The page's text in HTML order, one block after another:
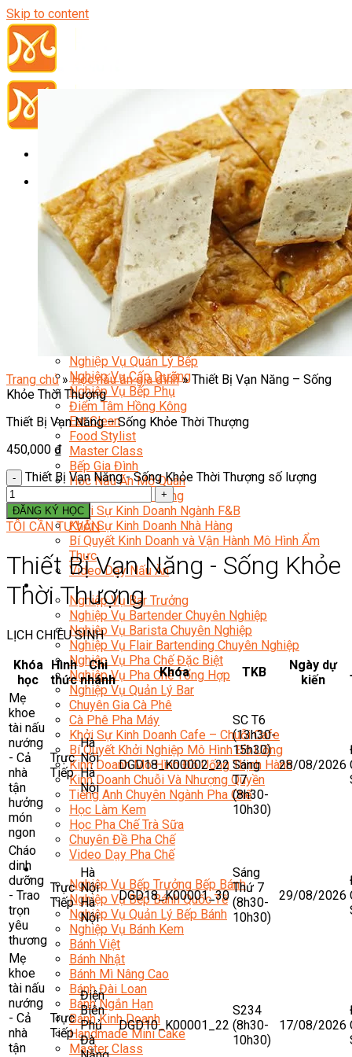
Skip to content
Đầu Bếp
Bếp Trưởng Điều Hành
Nghiệp Vụ Bếp Trưởng
Nghiệp Vụ Bếp Quốc Tế
Nghiệp Vụ Bếp Trưởng Bếp Việt
Nghiệp Vụ Bếp Trưởng Bếp Âu
Nghiệp Vụ Bếp Trưởng Bếp Á
Nghiệp Vụ Bếp Trưởng Bếp Nhật
Nghiệp Vụ Bếp Trưởng Bếp Hoa
Nghiệp Vụ Bếp Hàn
Nghiệp Vụ Bếp Thái
Nghiệp Vụ Bếp Chay
Nghiệp Vụ Quản Lý Bếp
Nghiệp Vụ Cấp Dưỡng
Nghiệp Vụ Bếp Phụ
Điểm Tâm Hồng Kông
Eat Clean
Food Stylist
Master Class
Bếp Gia Đình
Học Nấu Ăn Mở Quán
Chuyên Đề Bếp Nóng
Khởi Sự Kinh Doanh Ngành F&B
Khởi Sự Kinh Doanh Nhà Hàng
Bí Quyết Kinh Doanh và Vận Hành Mô Hình Ẩm
Thực
Video Dạy Nấu Ăn
Pha Chế
Nghiệp Vụ Bar Trưởng
Nghiệp Vụ Bartender Chuyên Nghiệp
Nghiệp Vụ Barista Chuyên Nghiệp
Nghiệp Vụ Flair Bartending Chuyên Nghiệp
Nghiệp Vụ Pha Chế Đặc Biệt
Nghiệp Vụ Pha Chế Tổng Hợp
Nghiệp Vụ Quản Lý Bar
Chuyên Gia Cà Phê
Cà Phê Pha Máy
Khởi Sự Kinh Doanh Cafe – Chuỗi Cafe
Bí Quyết Khởi Nghiệp Mô Hình Đồ Uống
Kinh Doanh Mô Hình Đồ Uống Thịnh Hành
Kinh Doanh Chuỗi Và Nhượng Quyền
Tiếng Anh Chuyên Ngành Pha Chế
Học Làm Kem
Học Pha Chế Trà Sữa
Chuyên Đề Pha Chế
Video Dạy Pha Chế
Làm Bánh
Nghiệp Vụ Bếp Trưởng Bếp Bánh
Nghiệp Vụ Bếp Bánh Quốc Tế
Nghiệp Vụ Quản Lý Bếp Bánh
Nghiệp Vụ Bánh Kem
Bánh Việt
Bánh Nhật
Bánh Mì Nâng Cao
Bánh Đài Loan
Bánh Ngắn Hạn
Bánh Kinh Doanh
Handmade Mini Cake
Master Class
Trang chủ » Học nấu ăn gia đình » Thiết Bị Vạn Năng – Sống
Khỏe Thời Thượng
Thiết Bị Vạn Năng – Sống Khỏe Thời Thượng
450,000 ₫
Thiết Bị Vạn Năng - Sống Khỏe Thời Thượng số lượng
ĐĂNG KÝ HỌC
TÔI CẦN TƯ VẤN
Thiết Bị Vạn Năng - Sống Khỏe
Thời Thượng
LỊCH CHIÊU SINH
Khóa
học
Hình
thức
Chi
nhánh
Khóa TKB
Ngày dự
kiến
Mẹ
khoe
tài nấu
nướng
- Cả
nhà
tận
hưởng
món
ngon
Trực
Tiếp
Hà
Nội
Hà
Nội
DGD18_K00002_22
SC T6
(13h30-
15h30)
Sáng
T7
(8h30-
10h30)
28/08/2026
Cháo
dinh
dưỡng
- Trao
trọn
yêu
thương
Trực
Tiếp
Hà
Nội
Hà
Nội
DGD18_K00001_30
Sáng
Thứ 7
(8h30-
10h30)
29/08/2026
Mẹ
khoe
tài nấu
nướng
- Cả
nhà
tận
Trực
Tiếp
Điện
Biên
Phủ
Đà
DGD10_K00001_22
S234
(8h30-
10h30)
17/08/2026